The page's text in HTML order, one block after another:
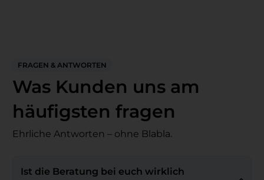
FRAGEN & ANTWORTEN
Was Kunden uns am
häufigsten fragen
Ehrliche Antworten – ohne Blabla.
Ist die Beratung bei euch wirklich